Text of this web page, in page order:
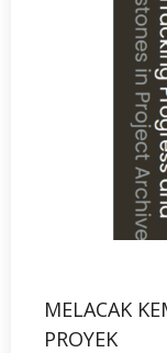
MELACAK
PROYEK